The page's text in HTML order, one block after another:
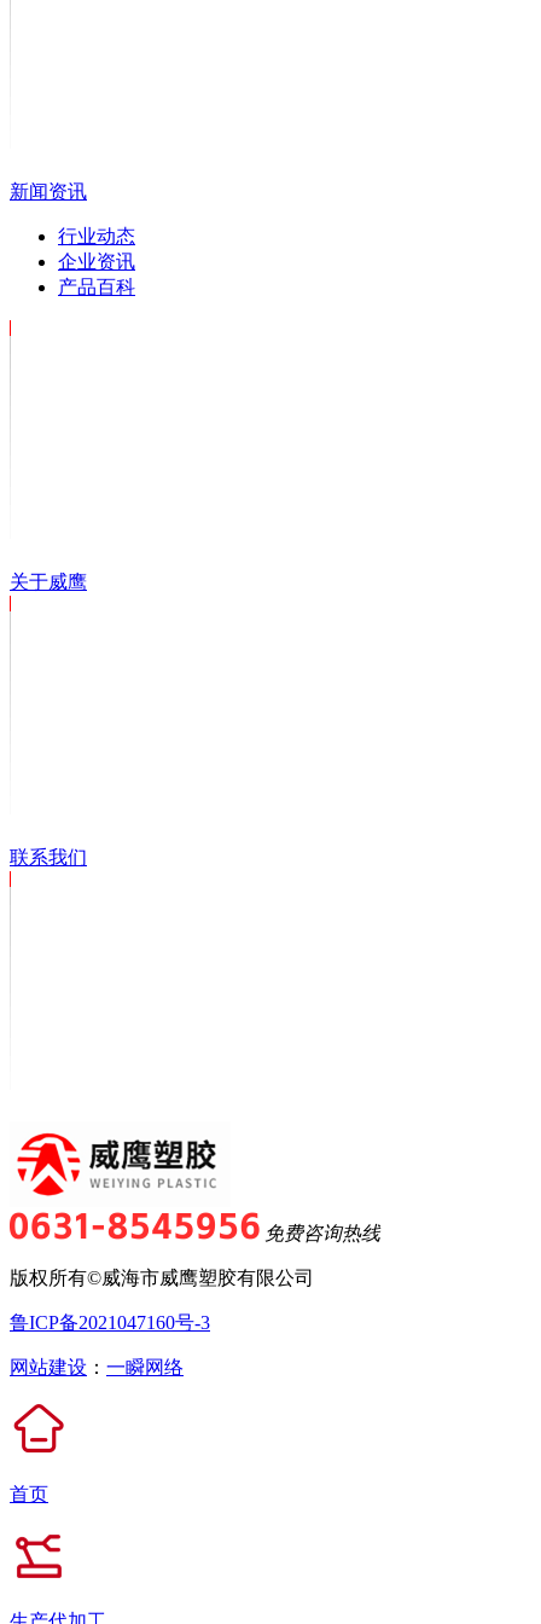
新闻资讯
行业动态
企业资讯
产品百科
关于威鹰
联系我们
免费咨询热线
版权所有©威海市威鹰塑胶有限公司
鲁ICP备2021047160号-3
网站建设 ： 一瞬网络
首页